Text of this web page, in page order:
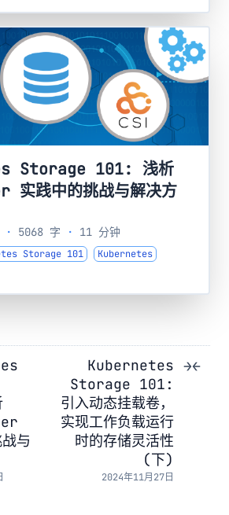
Storage 101: 浅析
践中的挑战与解决方
· 5068 字 · 11 分钟
Storage 101 Kubernetes
与
Kubernetes
Storage 101:
引入动态挂载卷，
实现工作负载运行
时的存储灵活性
(下)
2024年11月27日
→←